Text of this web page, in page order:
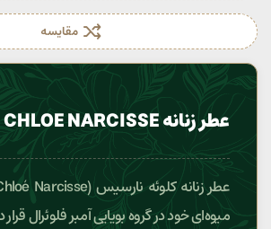
مقایسه
عطر زنانه CHLOE NARCISSE
میوه‌ای خود در گروه بویایی آمبر فلوئرال